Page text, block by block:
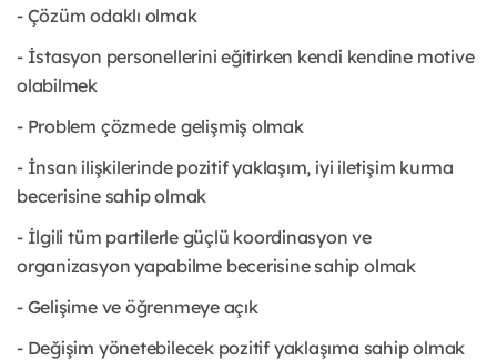
- Çözüm odaklı olmak
- İstasyon personellerini eğitirken kendi kendine motive
olabilmek
- Problem çözmede gelişmiş olmak
- İnsan ilişkilerinde pozitif yaklaşım, iyi iletişim kurma
becerisine sahip olmak
- İlgili tüm partilerle güçlü koordinasyon ve
organizasyon yapabilme becerisine sahip olmak
- Gelişime ve öğrenmeye açık
- Değişim yönetebilecek pozitif yaklaşıma sahip olmak